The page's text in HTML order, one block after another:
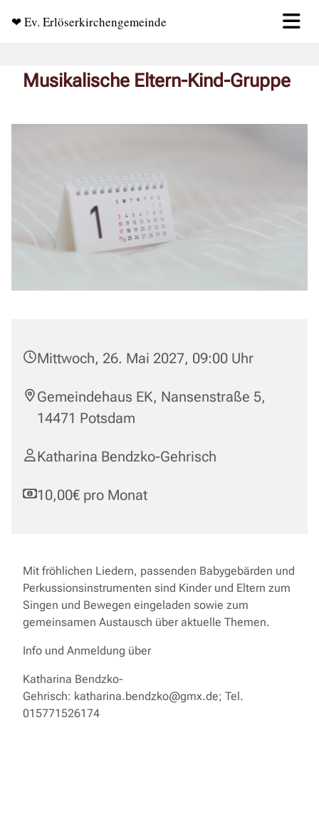
❤ Ev. Erlöserkirchengemeinde
Musikalische Eltern-Kind-Gruppe
Mittwoch, 26. Mai 2027, 09:00 Uhr
Gemeindehaus EK, Nansenstraße 5,
14471 Potsdam
Katharina Bendzko-Gehrisch
10,00€ pro Monat
Mit fröhlichen Liedern, passenden Babygebärden und
Perkussionsinstrumenten sind Kinder und Eltern zum
Singen und Bewegen eingeladen sowie zum
gemeinsamen Austausch über aktuelle Themen.
Info und Anmeldung über
Katharina Bendzko-
Gehrisch: katharina.bendzko@gmx.de; Tel.
015771526174